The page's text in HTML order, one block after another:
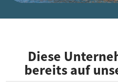
Diese
bereits auf